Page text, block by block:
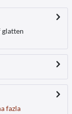
glatten
fazla